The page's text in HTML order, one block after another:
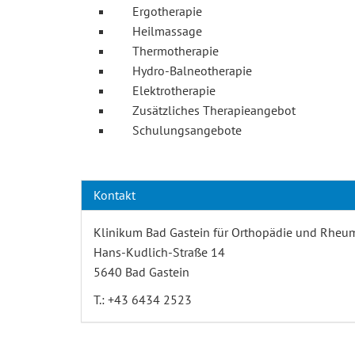
Ergotherapie
Heilmassage
Thermotherapie
Hydro-Balneotherapie
Elektrotherapie
Zusätzliches Therapieangebot
Schulungsangebote
Kontakt
Klinikum Bad Gastein für Orthopädie und
Hans-Kudlich-Straße 14
5640 Bad Gastein
T.: +43 6434 2523